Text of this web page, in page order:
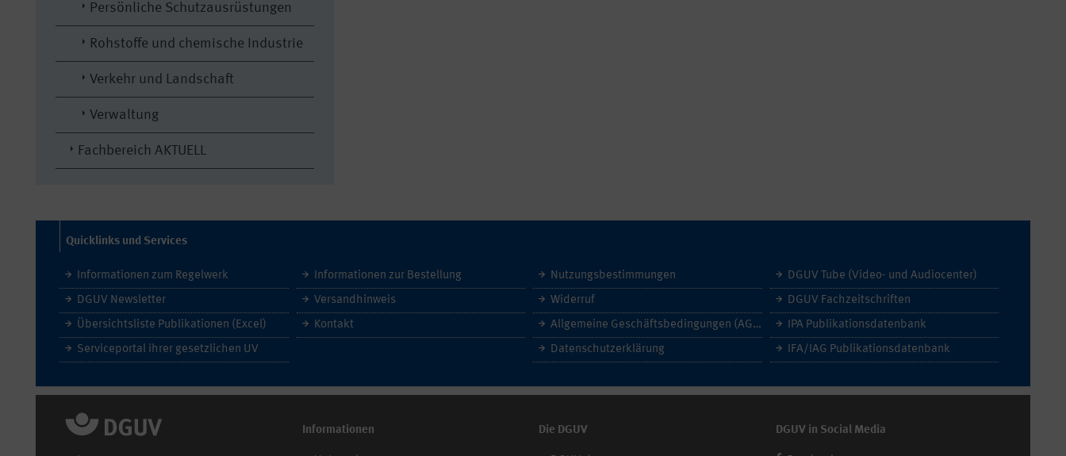
Persönliche Schutzausrüstungen
Rohstoffe und chemische Industrie
Verkehr und Landschaft
Verwaltung
Fachbereich AKTUELL
Quicklinks und Services
Informationen zum Regelwerk
DGUV Newsletter
Übersichtsliste Publikationen (Excel)
Serviceportal ihrer gesetzlichen UV
Informationen zur Bestellung
Versandhinweis
Kontakt
Nutzungsbestimmungen
Widerruf
Allgemeine Geschäftsbedingungen (AGB)
Datenschutzerklärung
DGUV Tube (Video- und Audiocenter)
DGUV Fachzeitschriften
IPA Publikationsdatenbank
IFA/IAG Publikationsdatenbank
Informationen Die DGUV DGUV in Social Media